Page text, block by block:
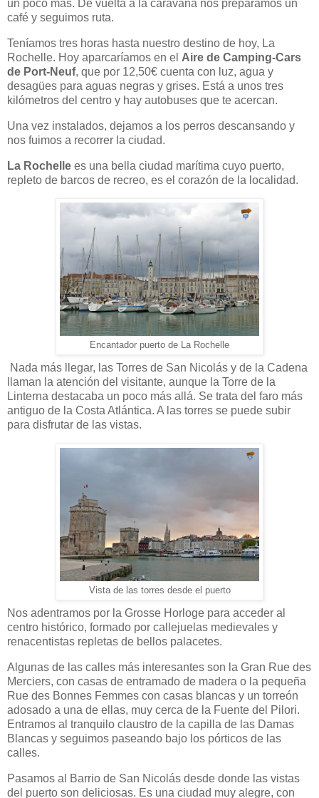
un poco más. De vuelta a la caravana nos preparamos un
café y seguimos ruta.
Teníamos tres horas hasta nuestro destino de hoy, La
Rochelle. Hoy aparcaríamos en el Aire de Camping-Cars
de Port-Neuf, que por 12,50€ cuenta con luz, agua y
desagües para aguas negras y grises. Está a unos tres
kilómetros del centro y hay autobuses que te acercan.
Una vez instalados, dejamos a los perros descansando y
nos fuimos a recorrer la ciudad.
La Rochelle es una bella ciudad marítima cuyo puerto,
repleto de barcos de recreo, es el corazón de la localidad.
Encantador puerto de La Rochelle
Nada más llegar, las Torres de San Nicolás y de la Cadena
llaman la atención del visitante, aunque la Torre de la
Linterna destacaba un poco más allá. Se trata del faro más
antiguo de la Costa Atlántica. A las torres se puede subir
para disfrutar de las vistas.
Vista de las torres desde el puerto
Nos adentramos por la Grosse Horloge para acceder al
centro histórico, formado por callejuelas medievales y
renacentistas repletas de bellos palacetes.
Algunas de las calles más interesantes son la Gran Rue des
Merciers, con casas de entramado de madera o la pequeña
Rue des Bonnes Femmes con casas blancas y un torreón
adosado a una de ellas, muy cerca de la Fuente del Pilori.
Entramos al tranquilo claustro de la capilla de las Damas
Blancas y seguimos paseando bajo los pórticos de las
calles.
Pasamos al Barrio de San Nicolás desde donde las vistas
del puerto son deliciosas. Es una ciudad muy alegre, con